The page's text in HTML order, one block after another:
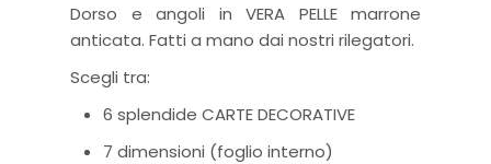
Dorso e angoli in VERA PELLE marrone
anticata. Fatti a mano dai nostri rilegatori.
Scegli tra:
6 splendide CARTE DECORATIVE
7 dimensioni (foglio interno)